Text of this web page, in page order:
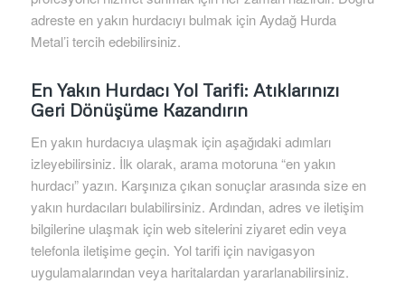
adreste en yakın hurdacıyı bulmak için Aydağ Hurda
Metal’i tercih edebilirsiniz.
En Yakın Hurdacı Yol Tarifi: Atıklarınızı
Geri Dönüşüme Kazandırın
En yakın hurdacıya ulaşmak için aşağıdaki adımları
izleyebilirsiniz. İlk olarak, arama motoruna “en yakın
hurdacı” yazın. Karşınıza çıkan sonuçlar arasında size en
yakın hurdacıları bulabilirsiniz. Ardından, adres ve iletişim
bilgilerine ulaşmak için web sitelerini ziyaret edin veya
telefonla iletişime geçin. Yol tarifi için navigasyon
uygulamalarından veya haritalardan yararlanabilirsiniz.